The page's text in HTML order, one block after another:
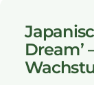
Dream’